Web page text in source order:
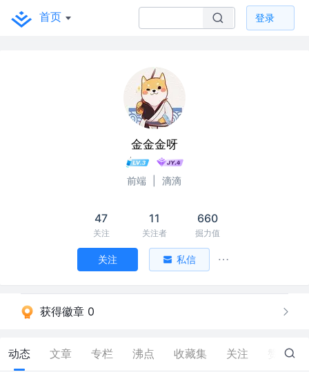
首页 登录
金金金呀
前端 滴滴
47
关注
11
关注者
660
掘力值
关注 私信
获得徽章 0
动态 文章 专栏 沸点 收藏集 关注 119